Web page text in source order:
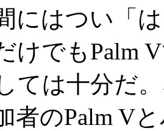
にはつい「
けでもPalm
ては十分だ
者のPalm V